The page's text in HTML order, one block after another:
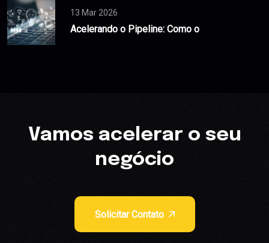
13 Mar 2026
Acelerando o Pipeline: Como o
Vamos acelerar o seu
negócio
Solicitar Contato